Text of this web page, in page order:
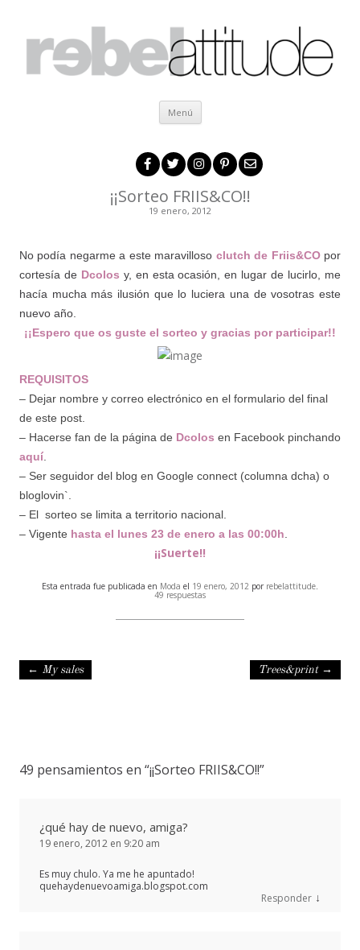
Menú Ir al contenido
¡¡Sorteo FRIIS&CO!!
19 enero, 2012
No podía negarme a este maravilloso clutch de Friis&COpor
cortesía de Dcolos y, en esta ocasión, en lugar de lucirlo, me
hacía mucha más ilusión que lo luciera una de vosotras este
nuevo año.
¡¡Espero que os guste el sorteo y gracias por participar!!
REQUISITOS
– Dejar nombre y correo electrónico en el formulario del final
de este post.
– Hacerse fan de la página de Dcolos en Facebook pinchando
aquí.
– Ser seguidor del blog en Google connect (columna dcha) o
bloglovin`.
– El sorteo se limita a territorio nacional.
– Vigente hasta el lunes 23 de enero a las 00:00h.
¡¡Suerte!!
Esta entrada fue publicada en Moda el 19 enero, 2012 por rebelattitude.
49 respuestas
Navegación de entradas
← My sales Trees&print →
49 pensamientos en “¡¡Sorteo FRIIS&CO!!”
¿qué hay de nuevo, amiga?
19 enero, 2012 en 9:20 am
Es muy chulo. Ya me he apuntado!
quehaydenuevoamiga.blogspot.com
Responder ↓